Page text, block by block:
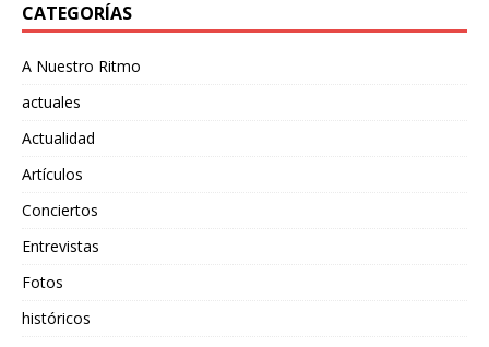
CATEGORÍAS
A Nuestro Ritmo
actuales
Actualidad
Artículos
Conciertos
Entrevistas
Fotos
históricos